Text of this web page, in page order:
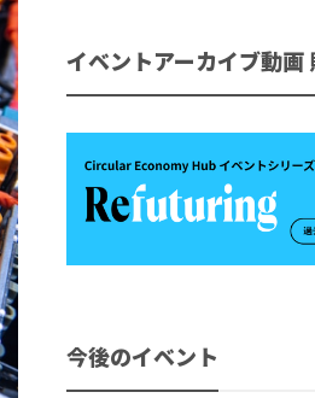
イベントアーカイブ動画
今後のイベント